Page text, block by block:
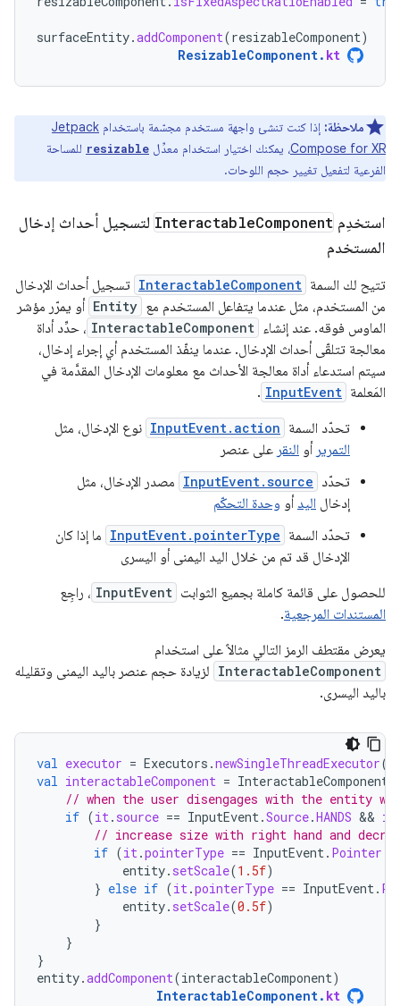
surfaceEntity.addComponent(resizableComponent)
ResizableComponent. kt
ملاحظة: إذا كنت تنشئ واجهة مستخدم مجسّمة باستخدام Jetpack
Compose for XR، يمكنك اختيار استخدام معدِّل resizable للمساحة
الفرعية لتفعيل تغيير حجم اللوحات.
استخدِم InteractableComponent
لتسجيل أحداث إدخال
المستخدم
تتيح لك السمة InteractableComponent تسجيل أحداث الإدخال
من المستخدم، مثل عندما يتفاعل المستخدم مع Entity أو يمرّر مؤشر
الماوس فوقه. عند إنشاء InteractableComponent ، حدِّد أداة
معالجة تتلقّى أحداث الإدخال. عندما ينفّذ المستخدم أي إجراء إدخال،
سيتم استدعاء أداة معالجة الأحداث مع معلومات الإدخال المقدَّمة في
المَعلمة InputEvent
.
تحدّد السمة InputEvent.action نوع الإدخال، مثل
التمرير أو النقر على عنصر
تحدّد InputEvent.source مصدر الإدخال، مثل
إدخال اليد أو وحدة التحكّم
تحدّد السمة InputEvent.pointerType ما إذا كان
الإدخال قد تم من خلال اليد اليمنى أو اليسرى
للحصول على قائمة كاملة بجميع الثوابت InputEvent ، راجِع
المستندات المرجعية.
يعرض مقتطف الرمز التالي مثالاً على استخدام
InteractableComponent لزيادة حجم عنصر باليد اليمنى وتقليله
باليد اليسرى.
val executor = Executors .newSingleThreadExecutor()
val interactableComponent = InteractableComponent
// when the user disengages with the entity
if (it. source == InputEvent.Source.HANDS && it
// increase size with right hand and
if (it.pointerType == InputEvent. Pointer
entity. setScale(1.5f)
} else if (it.pointerType == InputEvent.
entity. setScale(0.5f)
}
}
}
entity.addComponent(interactableComponent)
InteractableComponent. kt